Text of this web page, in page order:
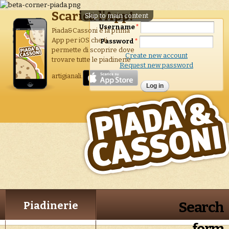
Skip to main content
Scarica l'App!
Piada&Cassoni è la prima
App per iOS che ti
permette di scoprire dove
trovare tutte le piadinerie
artigianali.
Username*
Password *
Create new account
Request new password
Piadinerie
Search